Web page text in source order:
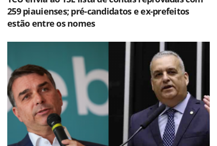
259 piauienses; pré-candidatos e ex-prefeitos
estão entre os nomes